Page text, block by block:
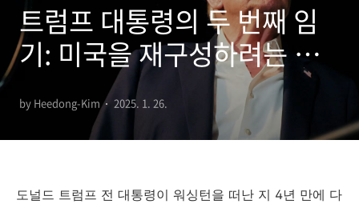
트럼프 대통령의 두 번째 임
기: 미국을 재구성하려는 대
담한 움직임
by Heedong-Kim 2025. 1. 26.
도널드 트럼프 전 대통령이 워싱턴을 떠난 지 4년 만에 다